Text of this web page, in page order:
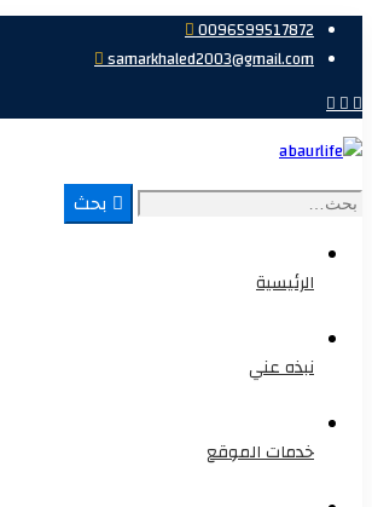
0096599517872
samarkhaled2003@gmail.com
بحث
بحث
الرئيسية
نبذه عني
خدمات الموقع